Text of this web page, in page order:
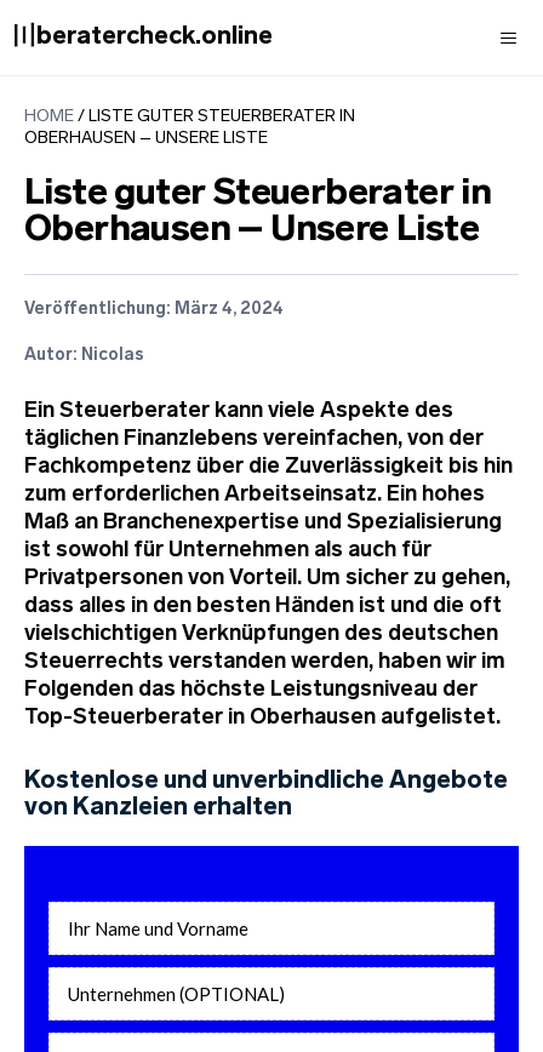
Inhalt〣beratercheck.online
HOME / LISTE GUTER STEUERBERATER IN
OBERHAUSEN – UNSERE LISTE
Liste guter Steuerberater in
Oberhausen – Unsere Liste
Veröffentlichung: März 4, 2024
Autor: Nicolas
Ein Steuerberater kann viele Aspekte des
täglichen Finanzlebens vereinfachen, von der
Fachkompetenz über die Zuverlässigkeit bis hin
zum erforderlichen Arbeitseinsatz. Ein hohes
Maß an Branchenexpertise und Spezialisierung
ist sowohl für Unternehmen als auch für
Privatpersonen von Vorteil. Um sicher zu gehen,
dass alles in den besten Händen ist und die oft
vielschichtigen Verknüpfungen des deutschen
Steuerrechts verstanden werden, haben wir im
Folgenden das höchste Leistungsniveau der
Top-Steuerberater in Oberhausen aufgelistet.
Kostenlose und unverbindliche Angebote
von Kanzleien erhalten